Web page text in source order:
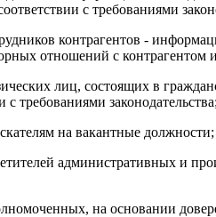
с требованиями
контрагентов -
отношений с контрагентом
лиц, состоящих в
требованиями
на вакантные должности;
административных и
на основании